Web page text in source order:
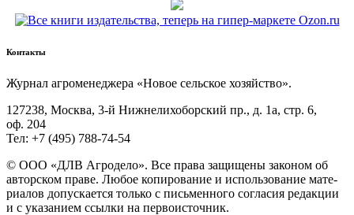
Контакты
Жур­нал агро­ме­не­дже­ра «Новое сель­ское хозяйство».
127238, Москва, 3‑й Ниж­не­ли­хо­бор­ский пр., д. 1а, стр. 6,
оф. 204
Тел: +7 (495) 788‑74‑54
© ООО «ДЛВ Агро­де­ло». Все пра­ва защи­ще­ны зако­ном об
автор­ском пра­ве. Любое копи­ро­ва­ние и исполь­зо­ва­ние мате­
ри­а­лов допус­ка­ет­ся толь­ко с пись­мен­но­го согла­сия редак­ции
и с ука­за­ни­ем ссыл­ки на первоисточник.